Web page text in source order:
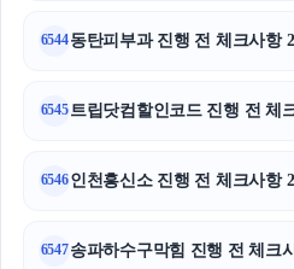
6544동탄피부과 진행 전 체크사항
6545트립닷컴할인코드 진행 전 체
6546인천흥신소 진행 전 체크사항
6547송파하수구막힘 진행 전 체크